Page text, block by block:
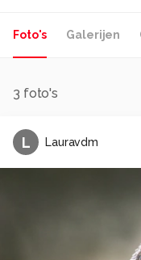
Foto's Galerijen
3 foto's
L Lauravdm